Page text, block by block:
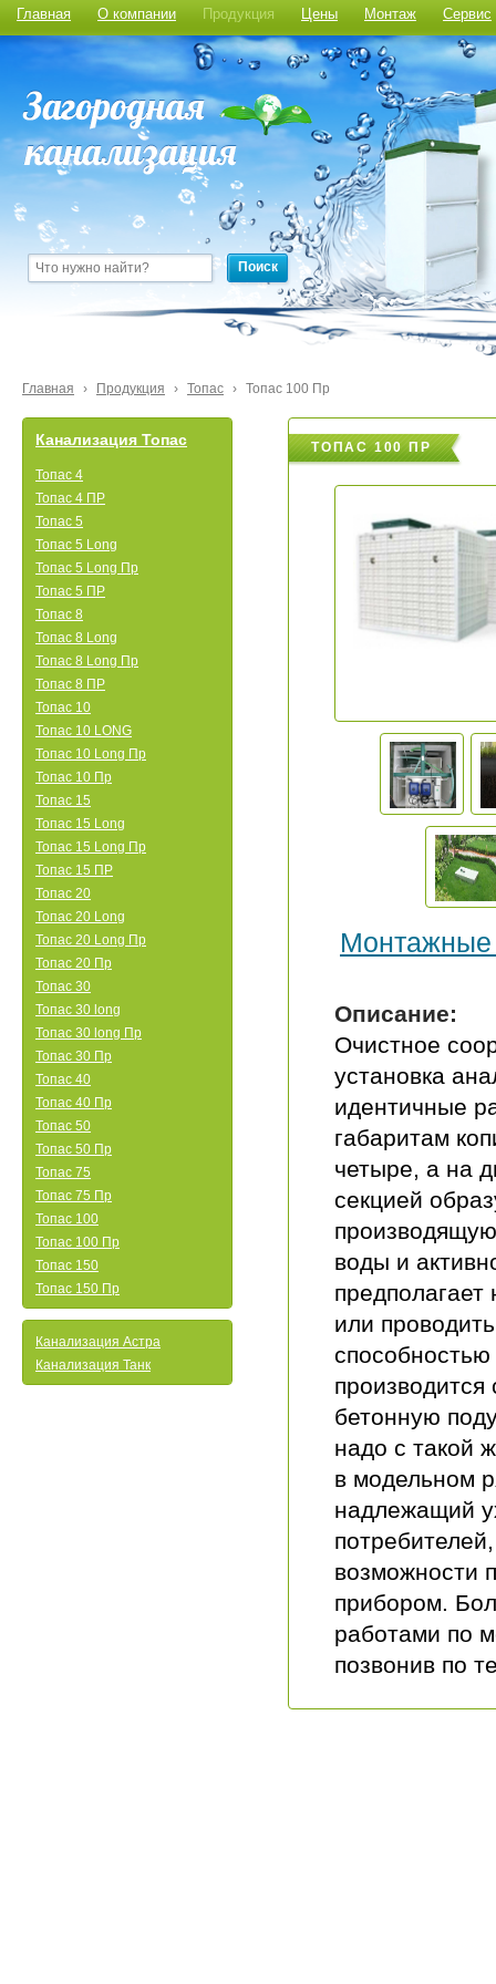
Главная О компании Продукция Цены Монтаж Сервис
Поиск
Главная › Продукция › Топас › Топас 100 Пр
Канализация Топас
Топас 4
Топас 4 ПР
Топас 5
Топас 5 Long
Топас 5 Long Пр
Топас 5 ПР
Топас 8
Топас 8 Long
Топас 8 Long Пр
Топас 8 ПР
Топас 10
Топас 10 LONG
Топас 10 Long Пр
Топас 10 Пр
Топас 15
Топас 15 Long
Топас 15 Long Пр
Топас 15 ПР
Топас 20
Топас 20 Long
Топас 20 Long Пр
Топас 20 Пр
Топас 30
Топас 30 long
Топас 30 long Пр
Топас 30 Пр
Топас 40
Топас 40 Пр
Топас 50
Топас 50 Пр
Топас 75
Топас 75 Пр
Топас 100
Топас 100 Пр
Топас 150
Топас 150 Пр
Канализация Астра
Канализация Танк
ТОПАС 100 ПР
Описание:
Очистное
установка
идентичные
габаритам
четыре, а на
секцией
воды и
или
бетонную
надо с такой
в модельном
надлежащий
возможности
прибором.
работами по
позвонив по